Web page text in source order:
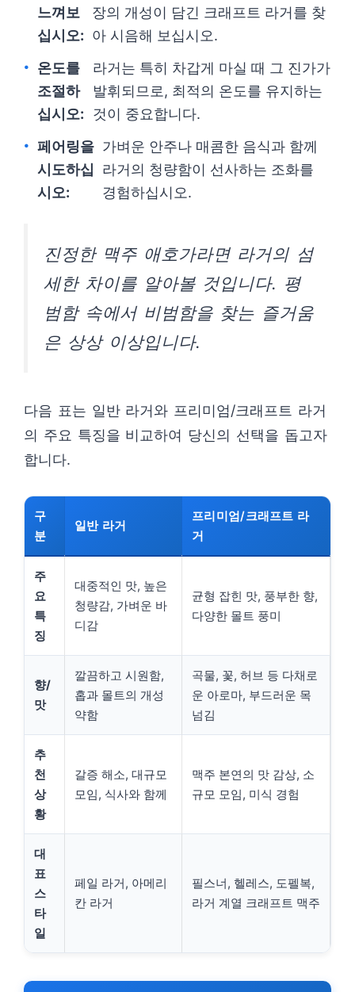
느껴보
십시오:
장의 개성이 담긴 크래프트 라거를 찾
아 시음해 보십시오.
온도를
조절하
십시오:
라거는 특히 차갑게 마실 때 그 진가가
발휘되므로, 최적의 온도를 유지하는
것이 중요합니다.
페어링을
시도하십
시오:
가벼운 안주나 매콤한 음식과 함께
라거의 청량함이 선사하는 조화를
경험하십시오.
진정한 맥주 애호가라면 라거의 섬
세한 차이를 알아볼 것입니다. 평
범함 속에서 비범함을 찾는 즐거움
은 상상 이상입니다.
다음 표는 일반 라거와 프리미엄/크래프트 라거
의 주요 특징을 비교하여 당신의 선택을 돕고자
합니다.
구
분
일반 라거
프리미엄/크래프트 라
거
주
요
특
징
대중적인 맛, 높은
청량감, 가벼운 바
디감
균형 잡힌 맛, 풍부한 향,
다양한 몰트 풍미
향/
맛
깔끔하고 시원함,
홉과 몰트의 개성
약함
곡물, 꽃, 허브 등 다채로
운 아로마, 부드러운 목
넘김
추
천
상
황
갈증 해소, 대규모
모임, 식사와 함께
맥주 본연의 맛 감상, 소
규모 모임, 미식 경험
대
표
스
타
일
페일 라거, 아메리
칸 라거
필스너, 헬레스, 도펠복,
라거 계열 크래프트 맥주